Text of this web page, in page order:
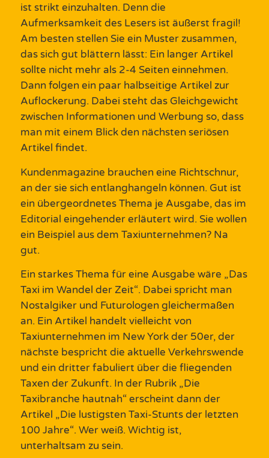
ist strikt einzuhalten. Denn die
Aufmerksamkeit des Lesers ist äußerst fragil!
Am besten stellen Sie ein Muster zusammen,
das sich gut blättern lässt: Ein langer Artikel
sollte nicht mehr als 2-4 Seiten einnehmen.
Dann folgen ein paar halbseitige Artikel zur
Auflockerung. Dabei steht das Gleichgewicht
zwischen Informationen und Werbung so, dass
man mit einem Blick den nächsten seriösen
Artikel findet.
Kundenmagazine brauchen eine Richtschnur,
an der sie sich entlanghangeln können. Gut ist
ein übergeordnetes Thema je Ausgabe, das im
Editorial eingehender erläutert wird. Sie wollen
ein Beispiel aus dem Taxiunternehmen? Na
gut.
Ein starkes Thema für eine Ausgabe wäre „Das
Taxi im Wandel der Zeit“. Dabei spricht man
Nostalgiker und Futurologen gleichermaßen
an. Ein Artikel handelt vielleicht von
Taxiunternehmen im New York der 50er, der
nächste bespricht die aktuelle Verkehrswende
und ein dritter fabuliert über die fliegenden
Taxen der Zukunft. In der Rubrik „Die
Taxibranche hautnah“erscheint dann der
Artikel „Die lustigsten Taxi-Stunts der letzten
100 Jahre“. Wer weiß.Wichtig ist,
unterhaltsam zu sein.